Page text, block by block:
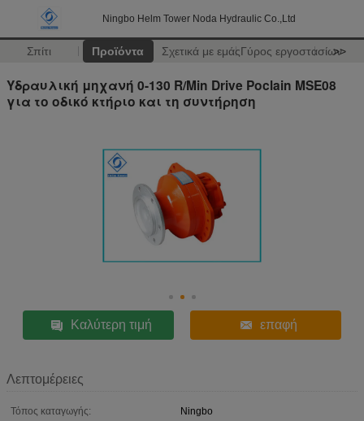
Ningbo Helm Tower Noda Hydraulic Co.,Ltd
Σπίτι Προϊόντα Σχετικά με εμάςΓύρος εργοστασίων
>>
Υδραυλική μηχανή 0-130 R/Min Drive Poclain MSE08
για το οδικό κτήριο και τη συντήρηση
Καλύτερη τιμή επαφή
Λεπτομέρειες
Τόπος καταγωγής:
Ningbo